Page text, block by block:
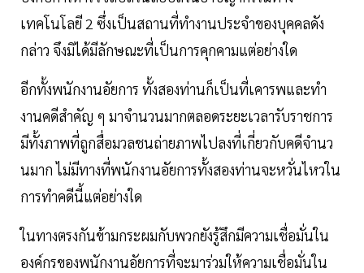
เทคโนโลยี 2 ซึ่งเป็นสถานที่ทํางานประจําของบุคคลดัง
กล่าว จึงมิได้มีลักษณะที่เป็นการคุกคามแต่อย่างใด
อีกทั้งพนักงานอัยการ ทั้งสองท่านก็เป็นที่เคารพและทํา
งานคดีสําคัญ ๆ มาจํานวนมากตลอดระยะเวลารับราชการ
มีทั้งภาพที่ถูกสื่อมวลชนถ่ายภาพไปลงที่เกี่ยวกับคดีจํานว
นมาก ไม่มีทางที่พนักงานอัยการทั้งสองท่านจะหวั่นไหวใน
การทําคดีนี้แต่อย่างใด
ในทางตรงกันข้ามกระผมกับพวกยังรู้สึกมีความเชื่อมั่นใน
องค์กรของพนักงานอัยการที่จะมาร่วมให้ความเชื่อมั่นใน